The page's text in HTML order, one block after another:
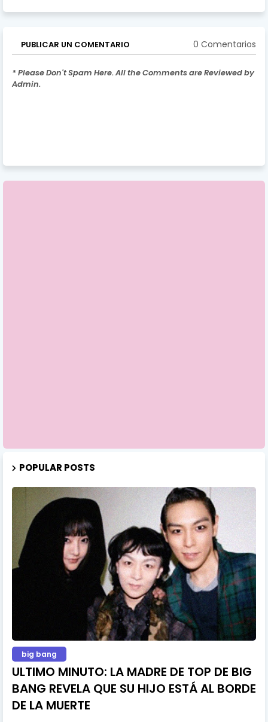
PUBLICAR UN COMENTARIO 0 Comentarios
* Please Don't Spam Here. All the Comments are Reviewed by
Admin.
POPULAR POSTS
big bang
ULTIMO MINUTO: LA MADRE DE TOP DE BIG
BANG REVELA QUE SU HIJO ESTÁ AL BORDE
DE LA MUERTE